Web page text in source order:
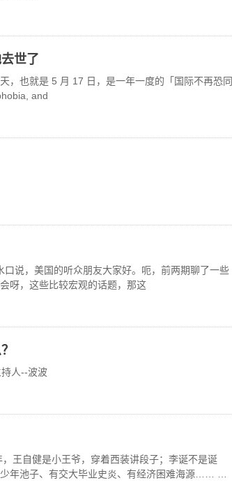
世了
，也就是 5 月 17 日，是一年一度的「国际不再恐同
and
说，美国的听众朋友大家好。呃，前两期聊了一些
呀，这些比较宏观的话题，那这
人--波波
王自健是小王爷，穿着西装讲段子；李诞不是诞
年池子、有交大毕业史炎、有经济困难海源…… 现